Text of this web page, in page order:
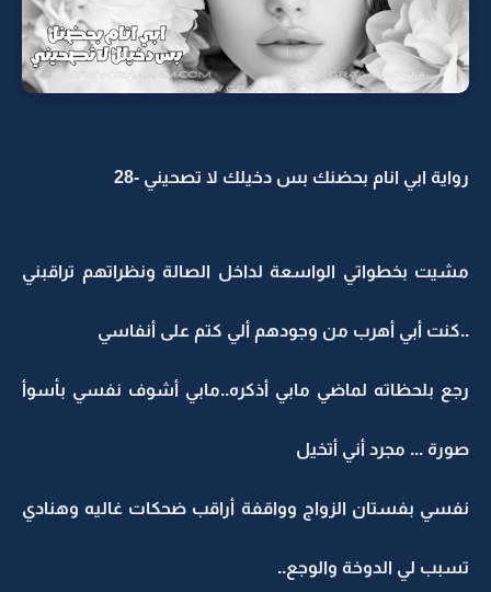
رواية ابي انام بحضنك بس دخيلك لا تصحيني -28
مشيت بخطواتي الواسعة لداخل الصالة ونظراتهم تراقبني
..كنت أبي أهرب من وجودهم ألي كتم على أنفاسي
رجع بلحظاته لماضي مابي أذكره..مابي أشوف نفسي بأسوأ
صورة ... مجرد أني أتخيل
نفسي بفستان الزواج وواقفة أراقب ضحكات غاليه وهنادي
تسبب لي الدوخة والوجع..